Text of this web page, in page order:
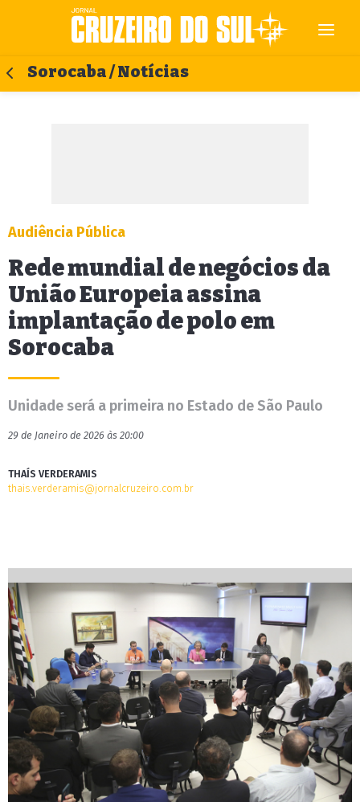
Sorocaba / Notícias
Audiência Pública
Rede mundial de negócios da
União Europeia assina
implantação de polo em
Sorocaba
Unidade será a primeira no Estado de São Paulo
29 de Janeiro de 2026 às 20:00
THAÍS VERDERAMIS
thais.verderamis@jornalcruzeiro.com.br